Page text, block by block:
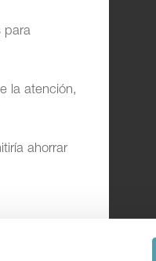
para
la atención,
ahorrar